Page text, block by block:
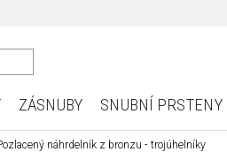
ZÁSNUBY SNUBNÍ PRSTENY
náhrdelník z bronzu - trojúhelníky